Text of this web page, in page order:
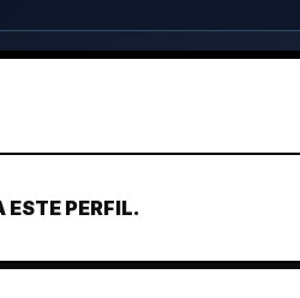
ESTE PERFIL.